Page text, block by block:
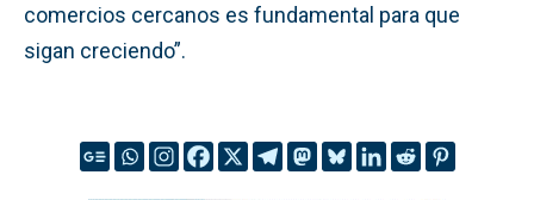
comercios cercanos es fundamental para que
sigan creciendo”.